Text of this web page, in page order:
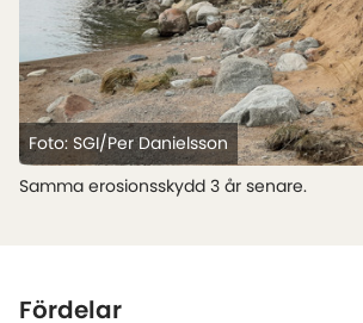
Samma erosionsskydd 3 år senare.
Foto: SGI/Per Danielsson
Fördelar